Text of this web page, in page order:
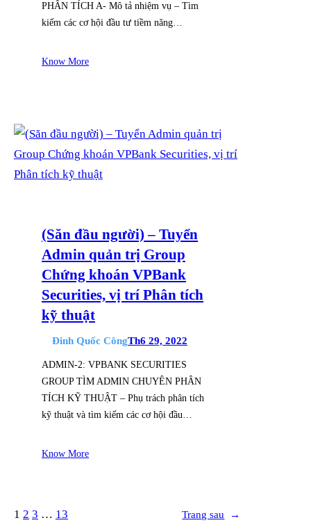
PHÂN TÍCH A- Mô tả nhiệm vụ – Tìm
kiếm các cơ hội đầu tư tiềm năng…
Know More
(Săn đầu người) – Tuyển
Admin quản trị Group
Chứng khoán VPBank
Securities, vị trí Phân tích
kỹ thuật
Đinh Quốc CôngTh6 29, 2022
ADMIN-2: VPBANK SECURITIES
GROUP TÌM ADMIN CHUYÊN PHÂN
TÍCH KỸ THUẬT – Phụ trách phân tích
kỹ thuật và tìm kiếm các cơ hội đầu…
Know More
1 2 3 … 13 Trang sau →